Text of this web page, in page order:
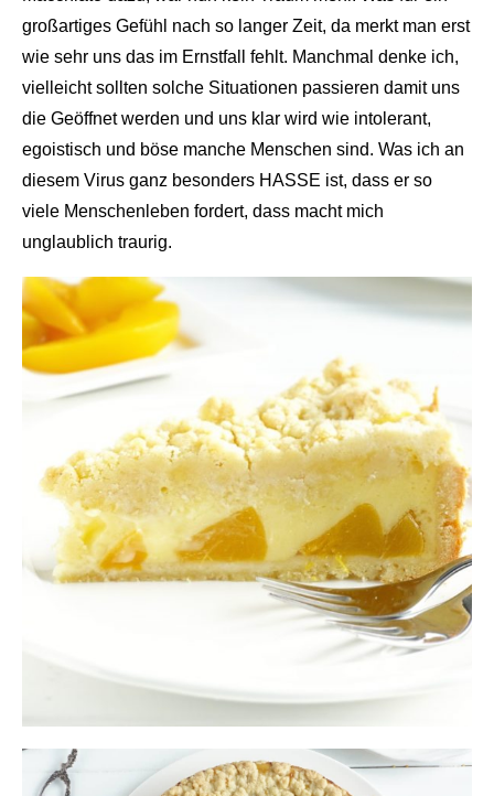
großartiges Gefühl nach so langer Zeit, da merkt man erst
wie sehr uns das im Ernstfall fehlt. Manchmal denke ich,
vielleicht sollten solche Situationen passieren damit uns
die Geöffnet werden und uns klar wird wie intolerant,
egoistisch und böse manche Menschen sind. Was ich an
diesem Virus ganz besonders HASSE ist, dass er so
viele Menschenleben fordert, dass macht mich
unglaublich traurig.